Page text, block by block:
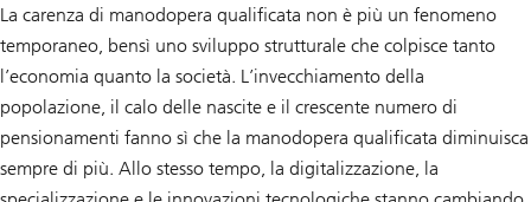
La carenza di manodopera qualificata non è più un fenomeno
temporaneo, bensì uno sviluppo strutturale che colpisce tanto
l’economia quanto la società. L’invecchiamento della
popolazione, il calo delle nascite e il crescente numero di
pensionamenti fanno sì che la manodopera qualificata diminuisca
sempre di più. Allo stesso tempo, la digitalizzazione, la